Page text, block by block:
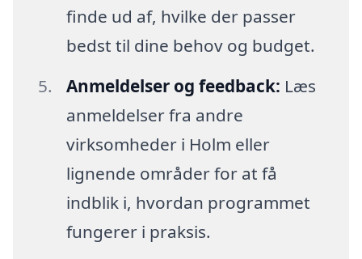
finde ud af, hvilke der passer
bedst til dine behov og budget.
Anmeldelser og feedback: Læs
anmeldelser fra andre
virksomheder i Holm eller
lignende områder for at få
indblik i, hvordan programmet
fungerer i praksis.